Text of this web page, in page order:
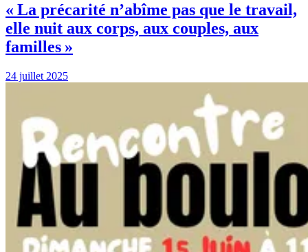
« La précarité n’abîme pas que le travail,
elle nuit aux corps, aux couples, aux
familles »
24 juillet 2025